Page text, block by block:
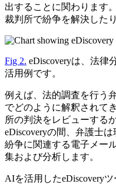
出することに関わります
裁判所で紛争を解決した
Fig 2. eDiscoveryは、法律
活用例です。
例えば、法的調査を行う
でどのように解釈されて
所の判決をレビューする
eDiscoveryの間、弁護士
紛争に関連する電子メー
集および分析します。
AIを活用したeDiscovery